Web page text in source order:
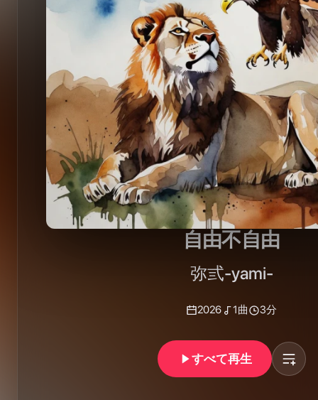
自由不自由
弥弎-yami-
2026 1曲 3分
すべて再生